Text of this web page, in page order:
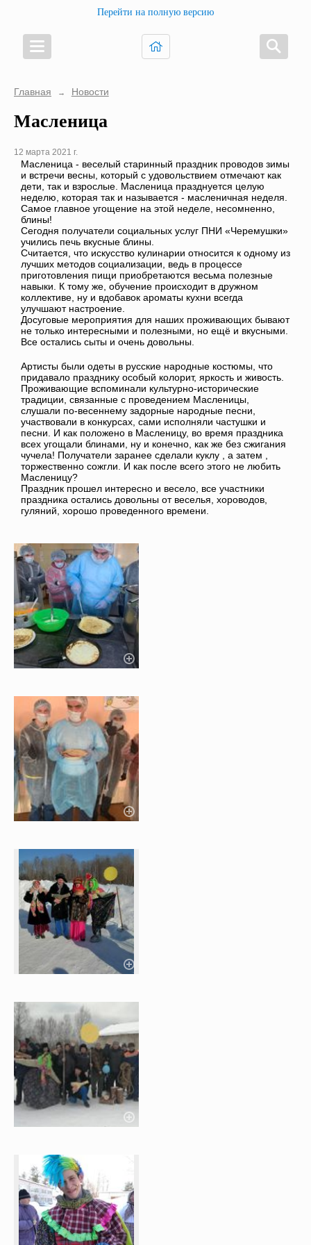
Перейти на полную версию
Главная → Новости
Масленица
12 марта 2021 г.
Масленица - веселый старинный праздник проводов зимы
и встречи весны, который с удовольствием отмечают как
дети, так и взрослые. Масленица празднуется целую
неделю, которая так и называется - масленичная неделя.
Самое главное угощение на этой неделе, несомненно,
блины!
Сегодня получатели социальных услуг ПНИ «Черемушки»
учились печь вкусные блины.
Считается, что искусство кулинарии относится к одному из
лучших методов социализации, ведь в процессе
приготовления пищи приобретаются весьма полезные
навыки. К тому же, обучение происходит в дружном
коллективе, ну и вдобавок ароматы кухни всегда
улучшают настроение.
Досуговые мероприятия для наших проживающих бывают
не только интересными и полезными, но ещё и вкусными.
Все остались сыты и очень довольны.
Артисты были одеты в русские народные костюмы, что
придавало празднику особый колорит, яркость и живость.
Проживающие вспоминали культурно-исторические
традиции, связанные с проведением Масленицы,
слушали по-весеннему задорные народные песни,
участвовали в конкурсах, сами исполняли частушки и
песни. И как положено в Масленицу, во время праздника
всех угощали блинами, ну и конечно, как же без сжигания
чучела! Получатели заранее сделали куклу , а затем ,
торжественно сожгли. И как после всего этого не любить
Масленицу?
Праздник прошел интересно и весело, все участники
праздника остались довольны от веселья, хороводов,
гуляний, хорошо проведенного времени.